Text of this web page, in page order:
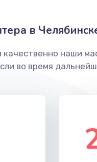
в
качественно наши
во время